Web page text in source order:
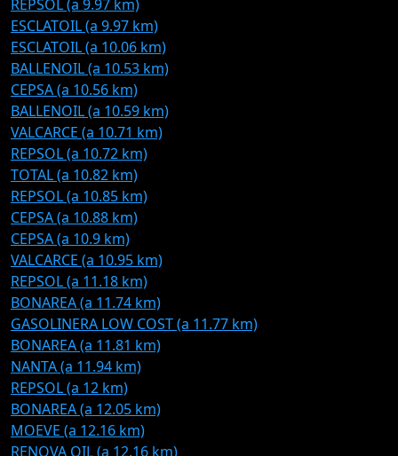
REPSOL (a 9.97 km)
ESCLATOIL (a 9.97 km)
ESCLATOIL (a 10.06 km)
BALLENOIL (a 10.53 km)
CEPSA (a 10.56 km)
BALLENOIL (a 10.59 km)
VALCARCE (a 10.71 km)
REPSOL (a 10.72 km)
TOTAL (a 10.82 km)
REPSOL (a 10.85 km)
CEPSA (a 10.88 km)
CEPSA (a 10.9 km)
VALCARCE (a 10.95 km)
REPSOL (a 11.18 km)
BONAREA (a 11.74 km)
GASOLINERA LOW COST (a 11.77 km)
BONAREA (a 11.81 km)
NANTA (a 11.94 km)
REPSOL (a 12 km)
BONAREA (a 12.05 km)
MOEVE (a 12.16 km)
RENOVA OIL (a 12.16 km)